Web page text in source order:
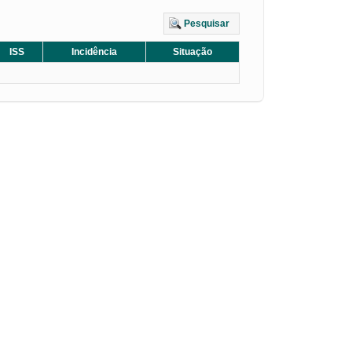
Pesquisar
ISS Incidência
Situação